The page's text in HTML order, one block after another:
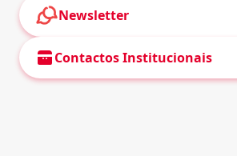
Newsletter
Contactos Institucionais